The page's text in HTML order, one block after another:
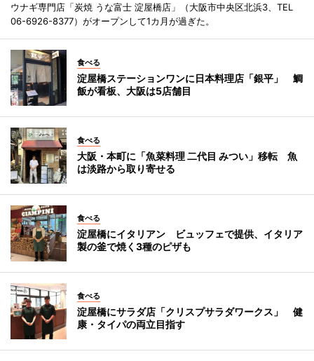
ウナギ専門店「炭焼 うな富士 淀屋橋店」（大阪市中央区北浜3、TEL
06-6926-8377）がオープンして1カ月が過ぎた。
食べる
淀屋橋ステーションワンに日本料理店「銀平」 鯛
飯が看板、大阪は5店舗目
食べる
大阪・本町に「魚菜料理 二代目 みつい」移転 魚
は淡路から取り寄せる
食べる
淀屋橋にイタリアン ビュッフェで提供、イタリア
製の釜で焼く3種のピザも
食べる
淀屋橋にサラダ店「クリスプサラダワークス」 健
康・タイパの両立目指す